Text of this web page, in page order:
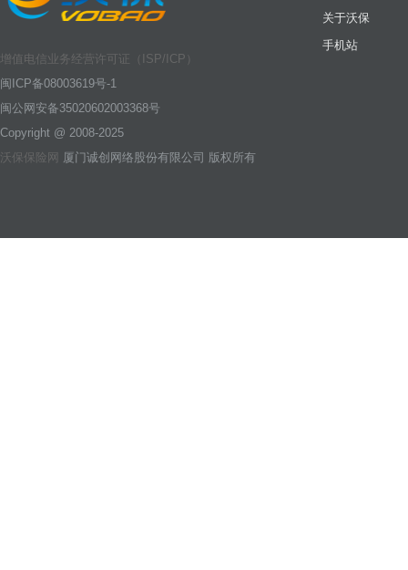
增值电信业务经营许可证（ISP/ICP）
闽ICP备08003619号-1
闽公网安备35020602003368号
Copyright @ 2008-2025
沃保保险网 厦门诚创网络股份有限公司 版权所有
关于沃保
手机站